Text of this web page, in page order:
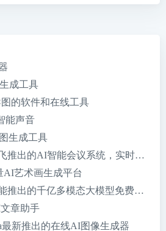
成工具
的软件和在线工具
能声音
生成工具
推出的AI智能会议系统，实时字幕
AI艺术画生成平台
推出的千亿多模态大模型免费智能对
章助手
最新推出的在线AI图像生成器